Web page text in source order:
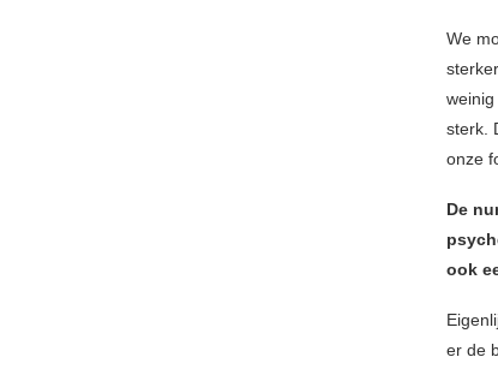
We
sterk.
onze
De
ook
er de